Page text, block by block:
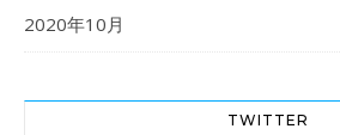
2020年10月
TWITTER